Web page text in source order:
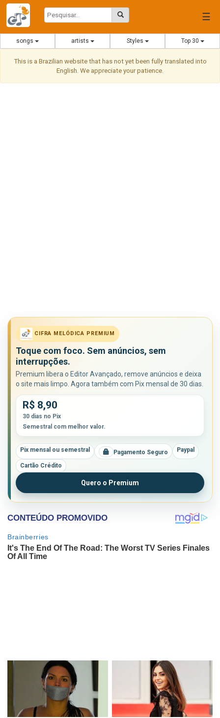
☰
songs artists Styles Top 30
This is a Brazilian website that has not yet been fully translated into
English. We appreciate your patience.
CIFRA MELÓDICA PREMIUM
Toque com foco. Sem anúncios, sem
interrupções.
Premium libera o Editor Avançado, remove anúncios e deixa
o site mais limpo. Agora também com Pix mensal de 30 dias.
R$ 8,90
30 dias no Pix
Semestral com melhor valor.
Pix mensal ou semestral Pagamento Seguro Paypal
Cartão Crédito
Quero o Premium